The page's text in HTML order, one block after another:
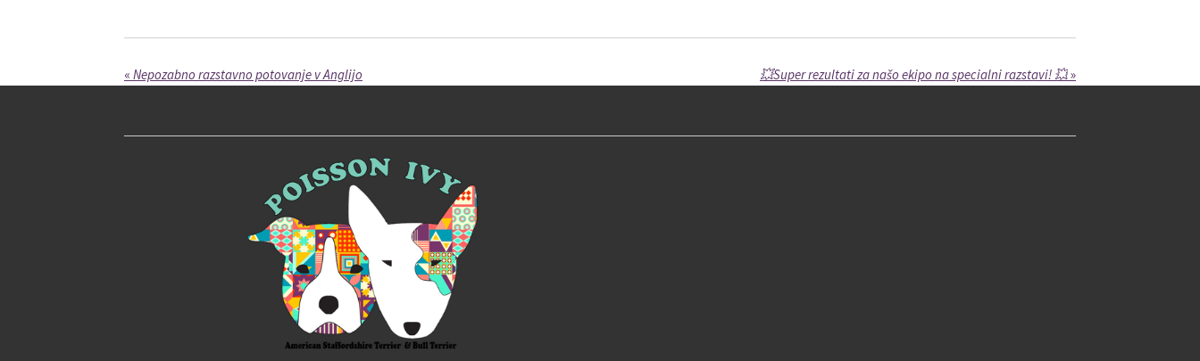
« Nepozabno razstavno potovanje v Anglijo 💥Super rezultati za našo ekipo na specialni razstavi! 💥»